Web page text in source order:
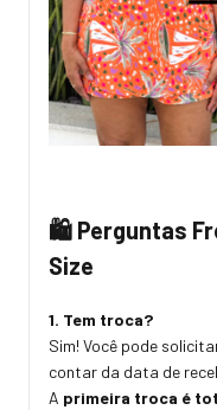
🛍️ Perguntas
Size
1. Tem troca?
Sim! Você pode
contar da data de
A primeira troca é